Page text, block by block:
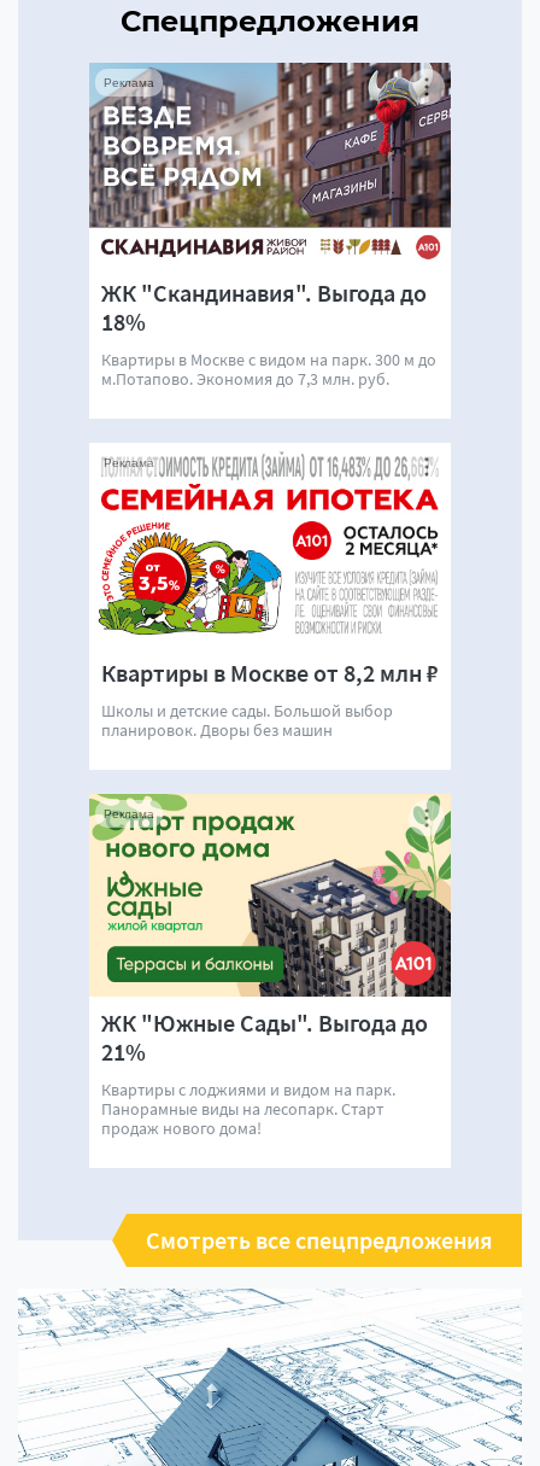
Спецпредложения
ЖК "Скандинавия". Выгода до
18%
Квартиры в Москве с видом на парк. 300 м до
м.Потапово. Экономия до 7,3 млн. руб.
Реклама
Квартиры в Москве от 8,2 млн ₽
Школы и детские сады. Большой выбор
планировок. Дворы без машин
Реклама
ЖК "Южные Сады". Выгода до
21%
Квартиры с лоджиями и видом на парк.
Панорамные виды на лесопарк. Старт
продаж нового дома!
Реклама
Смотреть все спецпредложения